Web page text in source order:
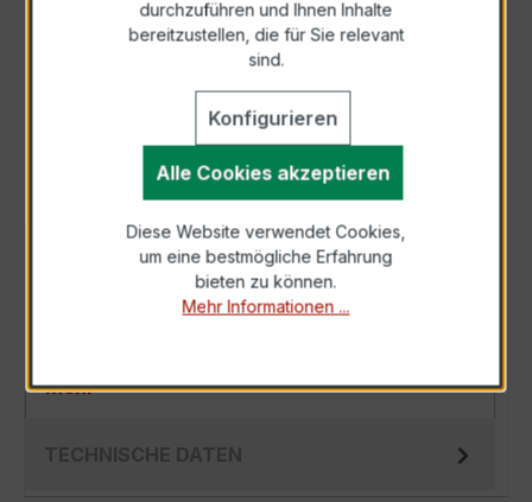
Anfrage telefonisch
Als PDF exportieren
BESCHREIBUNG
Der EWSKD 31.8 3x150/1A 10VA Kl.0,5 ist ein
Mehr
TECHNISCHE DATEN
durchzuführen und Ihnen Inhalte
bereitzustellen, die für Sie relevant
sind.
Konfigurieren
Alle Cookies akzeptieren
Diese Website verwendet Cookies,
um eine bestmögliche Erfahrung
bieten zu können.
Mehr Informationen ...